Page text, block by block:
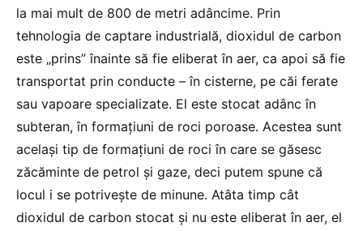
la mai mult de 800 de metri adâncime. Prin
tehnologia de captare industrială, dioxidul de carbon
este „prins” înainte să fie eliberat în aer, ca apoi să fie
transportat prin conducte – în cisterne, pe căi ferate
sau vapoare specializate. El este stocat adânc în
subteran, în formațiuni de roci poroase. Acestea sunt
același tip de formațiuni de roci în care se găsesc
zăcăminte de petrol și gaze, deci putem spune că
locul i se potrivește de minune. Atâta timp cât
dioxidul de carbon stocat și nu este eliberat în aer, el